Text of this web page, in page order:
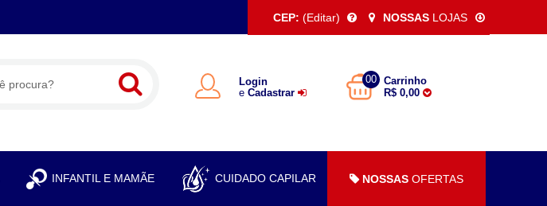
CEP: (Editar) NOSSAS LOJAS
Login
e Cadastrar
00
Carrinho
R$ 0,00
INFANTIL E MAMÃE CUIDADO CAPILAR NOSSAS OFERTAS